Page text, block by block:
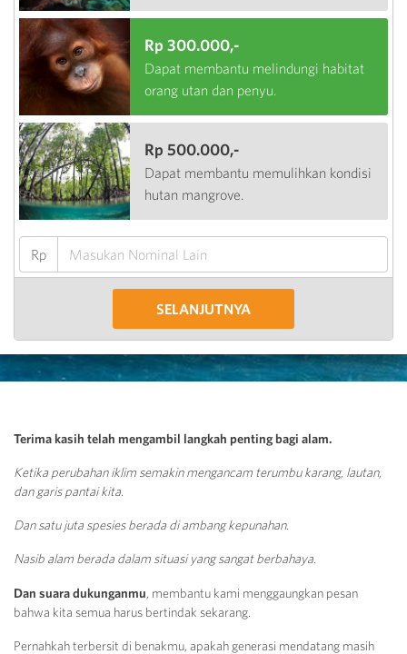
Rp 300.000,-
Dapat membantu melindungi habitat
orang utan dan penyu.
Rp 500.000,-
Dapat membantu memulihkan kondisi
hutan mangrove.
Rp
SELANJUTNYA
Terima kasih telah mengambil langkah penting bagi alam.
Ketika perubahan iklim semakin mengancam terumbu karang, lautan,
dan garis pantai kita.
Dan satu juta spesies berada di ambang kepunahan.
Nasib alam berada dalam situasi yang sangat berbahaya.
Dan suara dukunganmu , membantu kami menggaungkan pesan
bahwa kita semua harus bertindak sekarang.
Pernahkah terbersit di benakmu, apakah generasi mendatang masih